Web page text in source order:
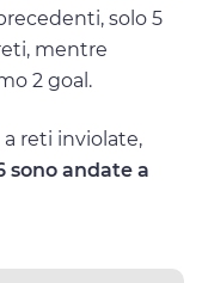
solo 5
mentre
2 goal.
reti inviolate,
sono andate a